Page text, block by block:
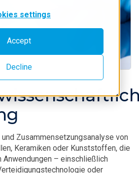
settings
Accept
Decline
Zusammensetzungsanalyse von
Keramiken oder Kunststoffen, die
– einschließlich
oder